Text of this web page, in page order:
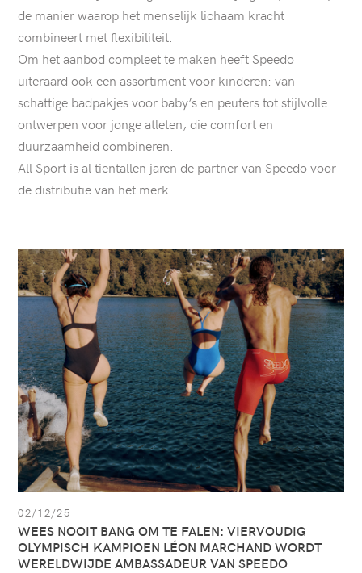
de manier waarop het menselijk lichaam kracht
combineert met flexibiliteit.
Om het aanbod compleet te maken heeft Speedo
uiteraard ook een assortiment voor kinderen: van
schattige badpakjes voor baby’s en peuters tot stijlvolle
ontwerpen voor jonge atleten, die comfort en
duurzaamheid combineren.
All Sport is al tientallen jaren de partner van Speedo voor
de distributie van het merk
articles.list
Zie
artikel:
WEES
NOOIT
BANG
OM
TE
FALEN:
VIERVOUDIG
OLYMPISCH
KAMPIOEN
LÉON
MARCHAND
WORDT
WERELDWIJDE
AMBASSADEUR
VAN
SPEEDO
02/12/25
WEES NOOIT BANG OM TE FALEN: VIERVOUDIG
OLYMPISCH KAMPIOEN LÉON MARCHAND WORDT
WERELDWIJDE AMBASSADEUR VAN SPEEDO